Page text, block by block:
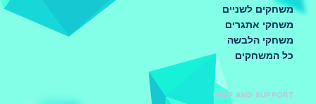
משחקים לשניים
משחקי אתגרים
משחקי הלבשה
כל המשחקים
HELP AND SUPPORT